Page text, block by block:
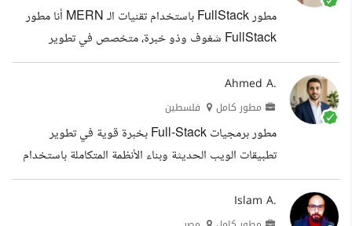
مطور FullStack باستخدام تقنيات الـ MERN أنا مطور
FullStack شغوف وذو خبرة، متخصص في تطوير
التطبيقات باستخدام حزمة MERN (MongoDB،
في تطوير الواجهة الأمامية والخلفية، أقوم بإنشاء تطبيقات
ويب ديناميكية، سريعة الاستجابة، وفعالة. المهارات: تطوير
الواجهة الأمامية: React.js Angular HTML5 CSS3
MongoDB Mongoose...
Ahmed A.
مطور كامل فلسطين
مطور برمجيات Full-Stack بخبرة قوية في تطوير
تطبيقات الويب الحديثة وبناء الأنظمة المتكاملة باستخدام
أحدث التقنيات مثل React.js و Next.js و Node.js و
الواجهات الأمامية الاحترافية، بناء الخلفية البرمجية القوية،
Islam A.